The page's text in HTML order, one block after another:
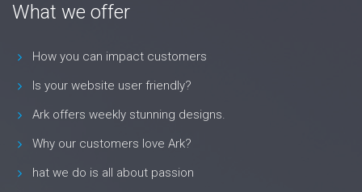
What we offer
How you can impact customers
Is your website user friendly?
Ark offers weekly stunning designs.
Why our customers love Ark?
hat we do is all about passion